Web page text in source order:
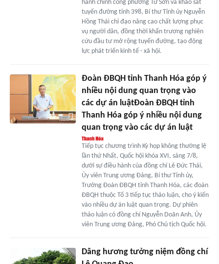
hành chính công phường Từ Sơn và khảo sát
tuyến đường tỉnh 398, Bí thư Tỉnh ủy Nguyễn
Hồng Thái chỉ đạo nâng cao chất lượng phục
vụ người dân, đồng thời khẩn trương nghiên
cứu đầu tư mở rộng tuyến đường, tạo động
lực phát triển kinh tế - xã hội.
Đoàn ĐBQH tỉnh Thanh Hóa góp ý
nhiều nội dung quan trọng vào
các dự án luậtĐoàn ĐBQH tỉnh
Thanh Hóa góp ý nhiều nội dung
quan trọng vào các dự án luật
Tiếp tục chương trình Kỳ họp không thường lệ
lần thứ Nhất, Quốc hội khóa XVI, sáng 7/8,
dưới sự điều hành của đồng chí Lê Đức Thái,
Ủy viên Trung ương Đảng, Bí thư Tỉnh ủy,
Trưởng Đoàn ĐBQH tỉnh Thanh Hóa, các đoàn
ĐBQH thuộc Tổ 3 tiếp tục thảo luận, cho ý kiến
vào nhiều dự án luật quan trọng. Dự phiên
thảo luận có đồng chí Nguyễn Doãn Anh, Ủy
viên Trung ương Đảng, Phó Chủ tịch Quốc hội.
Dâng hương tưởng niệm đồng chí